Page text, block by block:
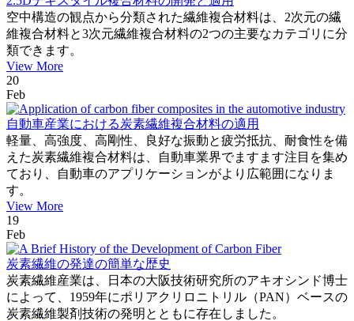
空中構造の観点から分類された繊維複合材料は、2次元の繊
維複合材料と3次元繊維複合材料の2つの主要なカテゴリに分
類できます。
View More
20
Feb
自動車産業における炭素繊維複合材料の適用
軽量、高強度、高剛性、良好な振動と疲労抵抗、耐食性を備
えた炭素繊維複合材料は、自動車業界でますます注目を集め
ており、自動車のアプリケーションがより広範囲になりま
す。
View More
19
Feb
炭素繊維の発達の簡単な歴史
炭素繊維産業は、日本の大阪技術研究所のアキオシンド博士
によって、1959年にポリアクリロニトリル（PAN）ベースの
炭素繊維製剤技術の発明とともに存在しました。